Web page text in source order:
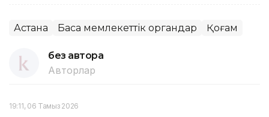
Астана Басқа мемлекеттік органдар Қоғам
без автора
Авторлар
19:11, 06 Тамыз 2026